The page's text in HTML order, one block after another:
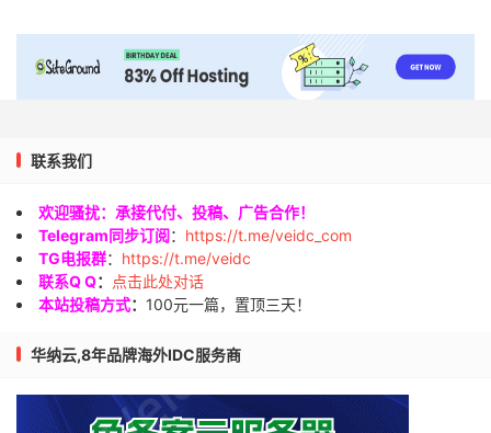
联系我们
欢迎骚扰：承接代付、投稿、广告合作！
Telegram同步订阅： https://t.me/veidc_com
TG电报群： https://t.me/veidc
联系Q Q：
点击此处对话
本站投稿方式： 100元一篇，置顶三天！
华纳云,8年品牌海外IDC服务商